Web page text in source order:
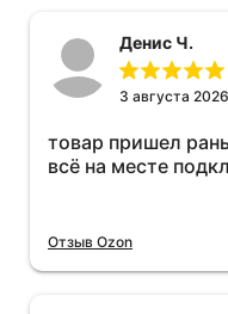
Денис Ч.
3 августа 2026
товар пришел
всё на месте
Отзыв Ozon